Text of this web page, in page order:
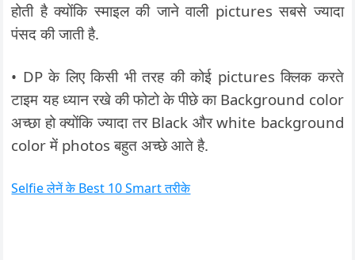
होती है क्योंकि स्माइल की जाने वाली pictures सबसे ज्यादा
पंसद की जाती है.
• DP के लिए किसी भी तरह की कोई pictures क्लिक करते
टाइम यह ध्यान रखे की फोटो के पीछे का Background color
अच्छा हो क्योंकि ज्यादा तर Black और white background
color में photos बहुत अच्छे आते है.
Selfie लेनें के Best 10 Smart तरीके